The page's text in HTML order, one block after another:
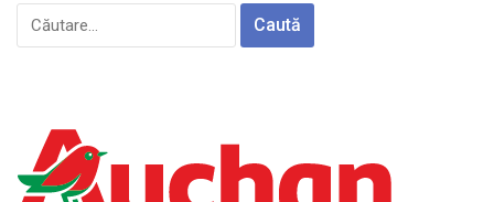
Caută
după: